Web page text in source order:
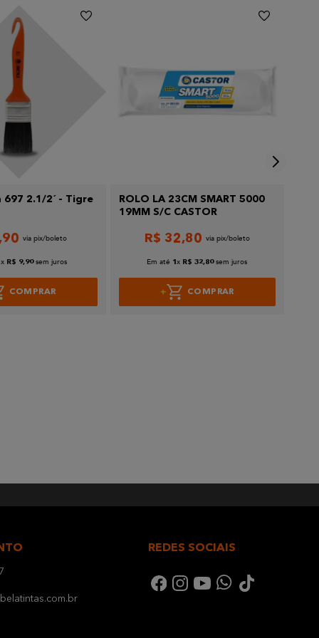
697 2.1/2´ - Tigre
90
x R$ 9,90 sem juros
COMPRAR
ROLO LA 23CM SMART 5000
19MM S/C CASTOR
R$ 32,80
Em até 1x R$ 32,80 sem juros
COMPRAR
REDES SOCIAIS